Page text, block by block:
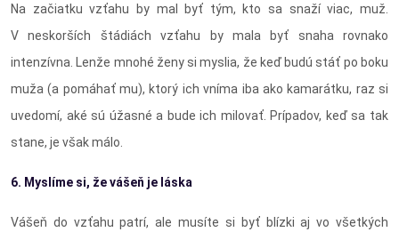
Na začiatku vzťahu by mal byť tým, kto sa snaží viac, muž.
V neskorších štádiách vzťahu by mala byť snaha rovnako
intenzívna. Lenže mnohé ženy si myslia, že keď budú stáť po boku
muža (a pomáhať mu), ktorý ich vníma iba ako kamarátku, raz si
uvedomí, aké sú úžasné a bude ich milovať. Prípadov, keď sa tak
stane, je však málo.
6. Myslíme si, že vášeň je láska
Vášeň do vzťahu patrí, ale musíte si byť blízki aj vo všetkých